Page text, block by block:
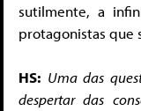
sutilmente, a
protagonistas que
HS: Uma das
despertar das